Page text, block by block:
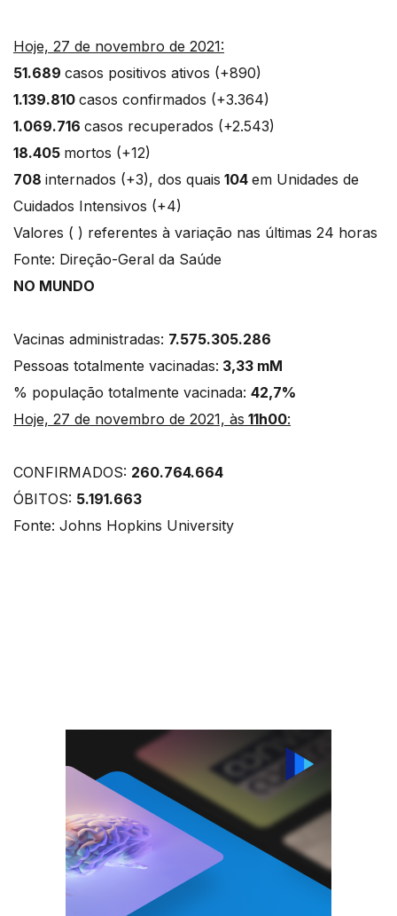
Hoje, 27 de novembro de 2021:
51.689 casos positivos ativos (+890)
1.139.810 casos confirmados (+3.364)
1.069.716 casos recuperados (+2.543)
18.405 mortos (+12)
708 internados (+3), dos quais 104 em Unidades de
Cuidados Intensivos (+4)
Valores ( ) referentes à variação nas últimas 24 horas
Fonte: Direção-Geral da Saúde
NO MUNDO
Vacinas administradas: 7.575.305.286
Pessoas totalmente vacinadas: 3,33 mM
% população totalmente vacinada: 42,7%
Hoje, 27 de novembro de 2021, às 11h00:
CONFIRMADOS: 260.764.664
ÓBITOS: 5.191.663
Fonte: Johns Hopkins University